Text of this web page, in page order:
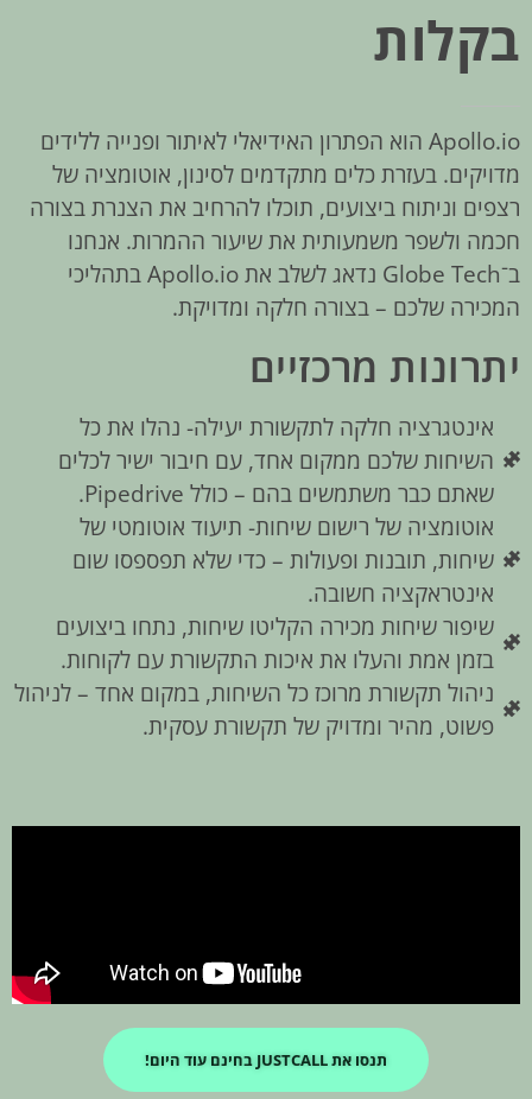
בקלות
Apollo.io הוא הפתרון האידיאלי לאיתור ופנייה ללידים
מדויקים. בעזרת כלים מתקדמים לסינון, אוטומציה של
רצפים וניתוח ביצועים, תוכלו להרחיב את הצנרת בצורה
חכמה ולשפר משמעותית את שיעור ההמרות. אנחנו
ב־Globe Tech נדאג לשלב את Apollo.io בתהליכי
המכירה שלכם – בצורה חלקה ומדויקת.
יתרונות מרכזיים
אינטגרציה חלקה לתקשורת יעילה- נהלו את כל
השיחות שלכם ממקום אחד, עם חיבור ישיר לכלים
שאתם כבר משתמשים בהם – כולל Pipedrive.
אוטומציה של רישום שיחות- תיעוד אוטומטי של
שיחות, תובנות ופעולות – כדי שלא תפספסו שום
אינטראקציה חשובה.
שיפור שיחות מכירה הקליטו שיחות, נתחו ביצועים
בזמן אמת והעלו את איכות התקשורת עם לקוחות.
ניהול תקשורת מרוכז כל השיחות, במקום אחד – לניהול
פשוט, מהיר ומדויק של תקשורת עסקית.
תנסו את JUSTCALL בחינם עוד היום!